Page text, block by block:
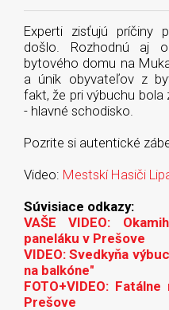
Experti zisťujú príčiny
došlo. Rozhodnú aj
bytového domu na
a únik obyvateľov z
fakt, že pri výbuchu bola
- hlavné schodisko.
Pozrite si autentické
Video: Mestskí Hasiči
Súvisiace odkazy:
VAŠE VIDEO:
paneláku v Prešove
VIDEO: Svedkyňa
na balkóne"
FOTO+VIDEO:
Prešove